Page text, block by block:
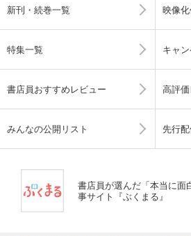
新刊・続巻一覧 映像
特集一覧 キャ
書店員おすすめレビュー 高評
みんなの公開リスト 先行
書店員が選んだ「本当に面
事サイト『ぶくまる』